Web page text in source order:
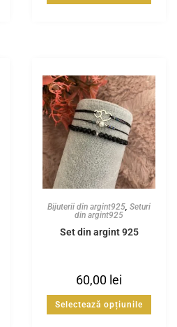
Bijuterii din argint925 Seturi
din argint925
Set din argint 925
60,00 lei
Selectează opțiunile